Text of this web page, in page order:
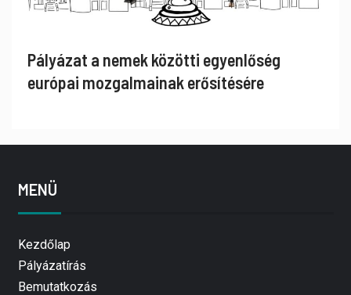
Pályázat a nemek közötti egyenlőség
európai mozgalmainak erősítésére
MENÜ
Kezdőlap
Pályázatírás
Bemutatkozás